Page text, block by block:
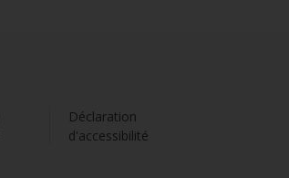
Déclaration
d'accessibilité